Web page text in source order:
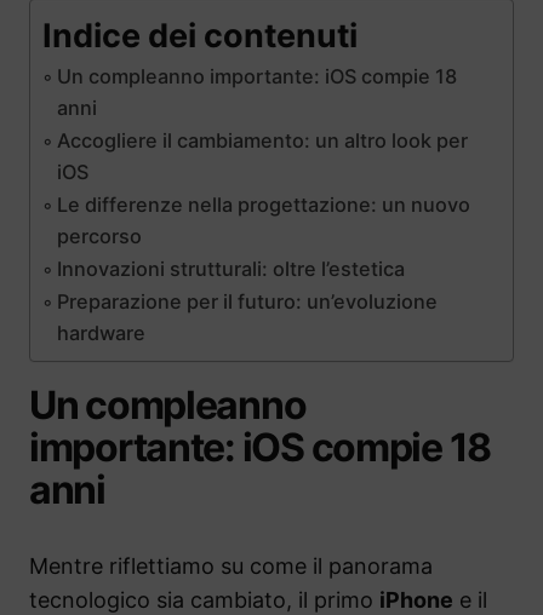
Indice dei contenuti
Un compleanno importante: iOS compie 18
anni
Accogliere il cambiamento: un altro look per
iOS
Le differenze nella progettazione: un nuovo
percorso
Innovazioni strutturali: oltre l’estetica
Preparazione per il futuro: un’evoluzione
hardware
Un compleanno
importante: iOS compie 18
anni
Mentre riflettiamo su come il panorama
tecnologico sia cambiato, il primo iPhone e il